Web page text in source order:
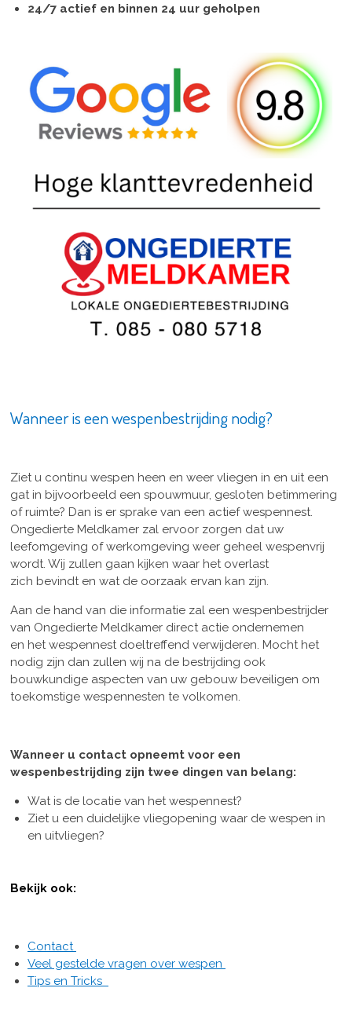
24/7 actief en binnen 24 uur geholpen
Wanneer is een wespenbestrijding nodig?
Ziet u continu wespen heen en weer vliegen in en uit een
gat in bijvoorbeeld een spouwmuur, gesloten betimmering
of ruimte? Dan is er sprake van een actief wespennest.
Ongedierte Meldkamer zal ervoor zorgen dat uw
leefomgeving of werkomgeving weer geheel wespenvrij
wordt. Wij zullen gaan kijken waar het overlast
zich bevindt en wat de oorzaak ervan kan zijn.
Aan de hand van die informatie zal een wespenbestrijder
van Ongedierte Meldkamer direct actie ondernemen
en het wespennest doeltreffend verwijderen. Mocht het
nodig zijn dan zullen wij na de bestrijding ook
bouwkundige aspecten van uw gebouw beveiligen om
toekomstige wespennesten te volkomen.
Wanneer u contact opneemt voor een
wespenbestrijding zijn twee dingen van belang:
Wat is de locatie van het wespennest?
Ziet u een duidelijke vliegopening waar de wespen in
en uitvliegen?
Bekijk ook:
Contact
Veel gestelde vragen over wespen
Tips en Tricks